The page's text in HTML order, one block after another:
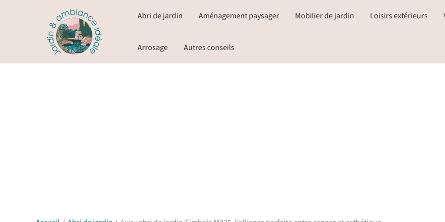
Abri de jardin Aménagement paysager Mobilier de jardin Loisirs extérieurs
Arrosage Autres conseils